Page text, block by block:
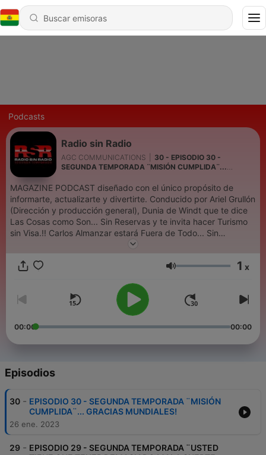
Podcasts
Radio sin Radio
AGC COMMUNICATIONS
30 - EPISODIO 30 -
SEGUNDA TEMPORADA ¨MISIÓN CUMPLIDA¨...
MAGAZINE PODCAST diseñado con el único propósito de
informarte, actualizarte y divertirte. Conducido por Ariel Grullón
(Dirección y producción general), Dunia de Windt que te dice
Las Cosas como Son... Sin Reservas y te invita hacer Turismo
sin Visa.!! Carlos Almanzar estará Fuera de Todo... Sin
Desperdicios!! Te invita al Cine sin Taquilla y te llevará al
Ñapa sin Pedirla. Además, Datos Insólitos, Cine sin Taquilla a
Volumen 1 x
00:00 00:00
Episodios
30 - EPISODIO 30 - SEGUNDA TEMPORADA ¨MISIÓN
CUMPLIDA¨... GRACIAS MUNDIALES!
26 ene. 2023
29 - EPISODIO 29 - SEGUNDA TEMPORADA ¨USTED